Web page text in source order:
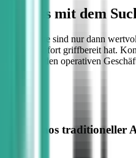
Schluss mit dem
Dokumente sind nur dann
Kontext sofort griffbereit hat.
direkt mit den operativen
Das Chaos traditioneller